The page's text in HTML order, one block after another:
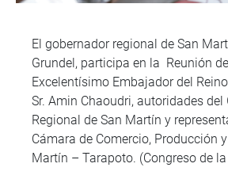
El gobernador regional de San
Grundel, participa en la Reunión
Excelentísimo Embajador del
Sr. Amin Chaoudri, autoridades del
Regional de San Martín y
Cámara de Comercio, Producción
Martín – Tarapoto. (Congreso de